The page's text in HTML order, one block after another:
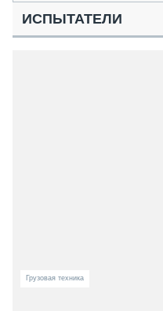
ИСПЫТАТЕЛИ
Грузовая техника